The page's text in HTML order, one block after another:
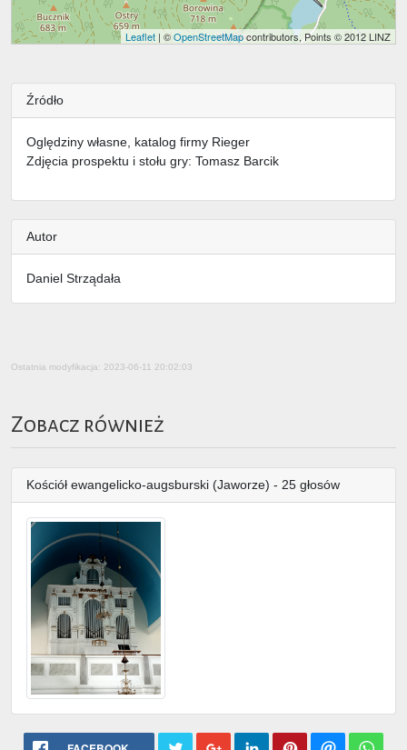
Leaflet | ©OpenStreetMapcontributors, Points © 2012 LINZ
Źródło
Oględziny własne, katalog firmy Rieger
Zdjęcia prospektu i stołu gry: Tomasz Barcik
Autor
Daniel Strządała
Ostatnia modyfikacja: 2023-06-11 20:02:03
Zobacz również
Kościół ewangelicko-augsburski (Jaworze) - 25 głosów